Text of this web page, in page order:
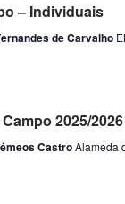
– Individuais
de Carvalho
2025/2026
CastroAlameda